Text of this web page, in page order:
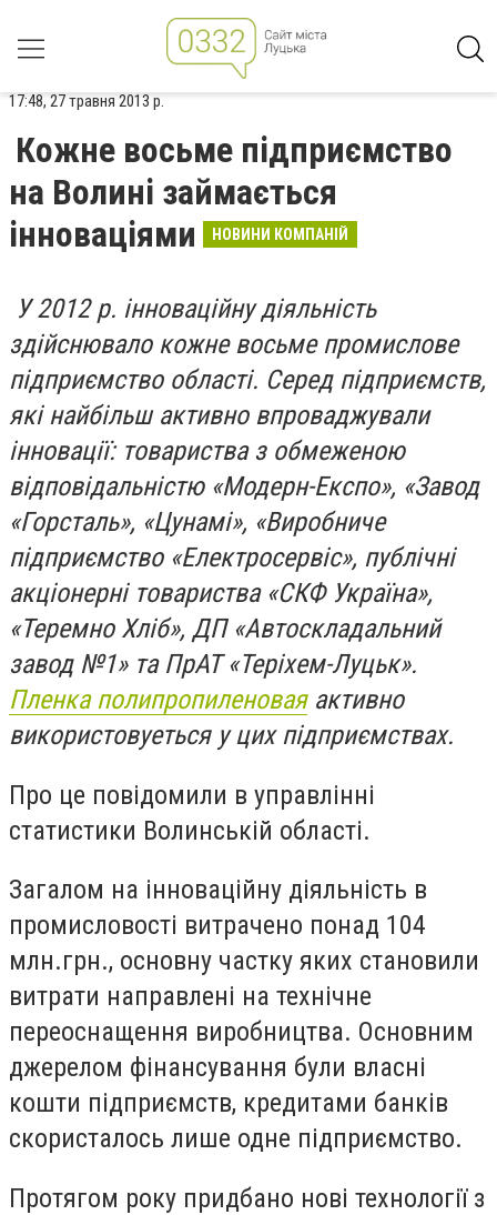
17:48, 27 травня 2013 р.
Кожне восьме підприємство
на Волині займається
інноваціями
НОВИНИ КОМПАНІЙ
У 2012 р. інноваційну діяльність
здійснювало кожне восьме промислове
підприємство області. Серед підприємств,
які найбільш активно впроваджували
інновації: товариства з обмеженою
відповідальністю «Модерн-Експо», «Завод
«Горсталь», «Цунамі», «Виробниче
підприємство «Електросервіс», публічні
акціонерні товариства «СКФ Україна»,
«Теремно Хліб», ДП «Автоскладальний
завод №1» та ПрАТ «Теріхем-Луцьк».
Пленка полипропиленоваяактивно
використовуеться у цих підприємствах.
Про це повідомили в управлінні
статистики Волинській області.
Загалом на інноваційну діяльність в
промисловості витрачено понад 104
млн.грн., основну частку яких становили
витрати направлені на технічне
переоснащення виробництва. Основним
джерелом фінансування були власні
кошти підприємств, кредитами банків
cкористалось лише одне підприємство.
Протягом року придбано нові технології з